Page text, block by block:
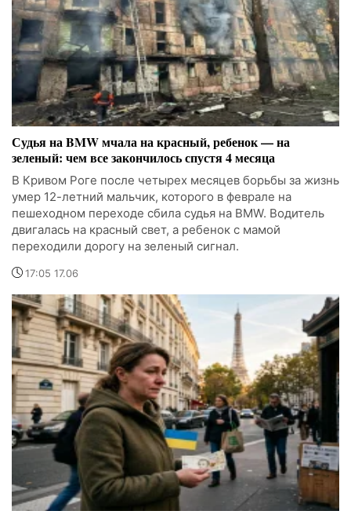
Судья на BMW мчала на красный, ребенок — на
зеленый: чем все закончилось спустя 4 месяца
В Кривом Роге после четырех месяцев борьбы за жизнь
умер 12-летний мальчик, которого в феврале на
пешеходном переходе сбила судья на BMW. Водитель
двигалась на красный свет, а ребенок с мамой
переходили дорогу на зеленый сигнал.
17:05 17.06